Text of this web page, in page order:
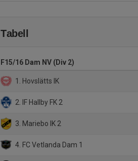
Tabell
F15/16 Dam NV (Div 2)
1. Hovslätts IK
2. IF Hallby FK 2
3. Mariebo IK 2
4. FC Vetlanda Dam 1